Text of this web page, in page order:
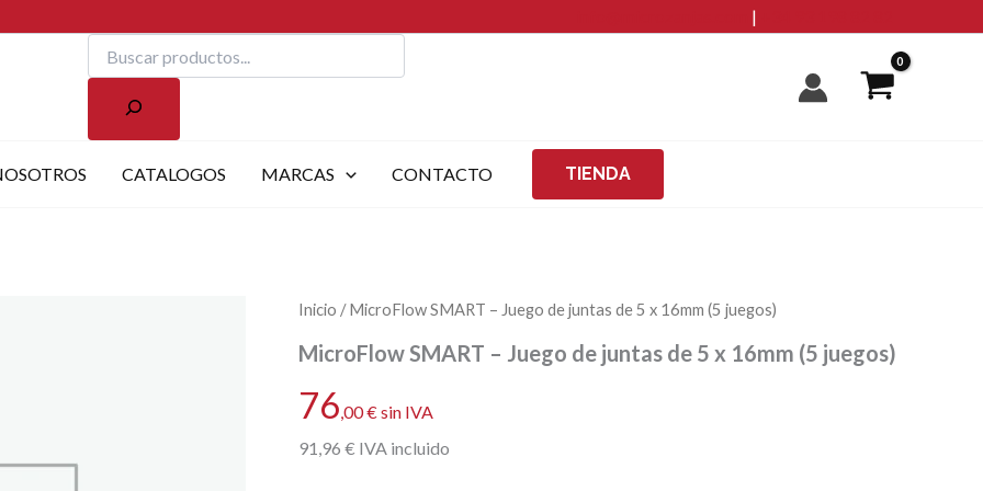
|
Buscar
CATALOGOS MARCAS CONTACTO TIENDA
Inicio / MicroFlow SMART – Juego de juntas de 5 x 16mm (5 juegos)
MicroFlow SMART – Juego de juntas de 5 x 16mm (5 juegos)
76,00€sin IVA
91,96 € IVA incluido